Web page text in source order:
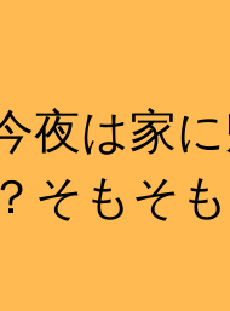
夜は家
そもそ